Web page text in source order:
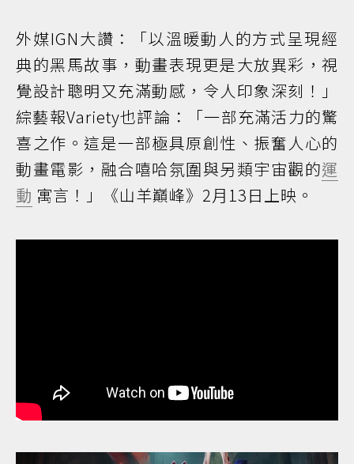
外媒IGN大讚：「以溫暖動人的方式呈現經
典的黑馬故事，動畫表現更是大放異彩，視
覺設計聰明又充滿動感，令人印象深刻！」
綜藝報Variety也評論：「一部充滿活力的驚
喜之作。這是一部極具原創性、振奮人心的
動畫電影，融合嘻哈氛圍與另類宇宙觀的運
動 寓言！」《山羊巔峰》2月13日上映。